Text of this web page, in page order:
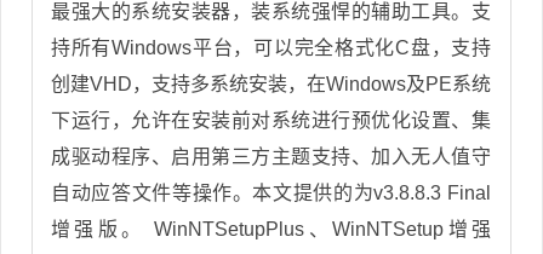
最强大的系统安装器，装系统强悍的辅助工具。支
持所有Windows平台，可以完全格式化C盘，支持
创建VHD，支持多系统安装，在Windows及PE系统
下运行，允许在安装前对系统进行预优化设置、集
成驱动程序、启用第三方主题支持、加入无人值守
自动应答文件等操作。本文提供的为v3.8.8.3 Final
增强版。 WinNTSetupPlus、WinNTSetup增强